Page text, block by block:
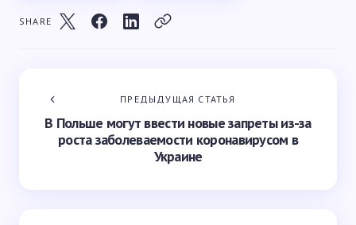
SHARE
ПРЕДЫДУЩАЯ СТАТЬЯ
В Польше могут ввести новые запреты из-за
роста заболеваемости коронавирусом в
Украине